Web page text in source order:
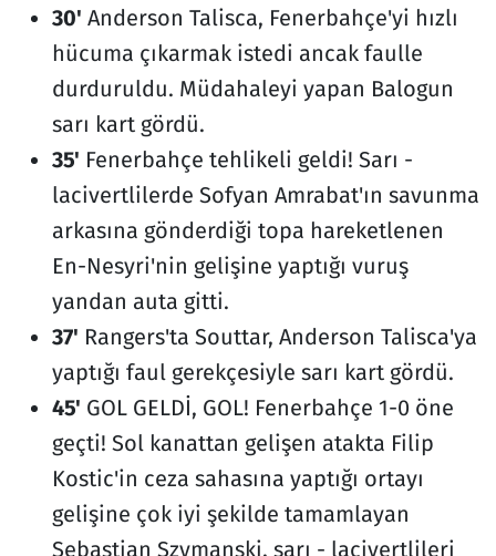
30' Anderson Talisca, Fenerbahçe'yi hızlı
hücuma çıkarmak istedi ancak faulle
durduruldu. Müdahaleyi yapan Balogun
sarı kart gördü.
35' Fenerbahçe tehlikeli geldi! Sarı -
lacivertlilerde Sofyan Amrabat'ın savunma
arkasına gönderdiği topa hareketlenen
En-Nesyri'nin gelişine yaptığı vuruş
yandan auta gitti.
37' Rangers'ta Souttar, Anderson Talisca'ya
yaptığı faul gerekçesiyle sarı kart gördü.
45' GOL GELDİ, GOL! Fenerbahçe 1-0 öne
geçti! Sol kanattan gelişen atakta Filip
Kostic'in ceza sahasına yaptığı ortayı
gelişine çok iyi şekilde tamamlayan
Sebastian Szymanski, sarı - lacivertlileri